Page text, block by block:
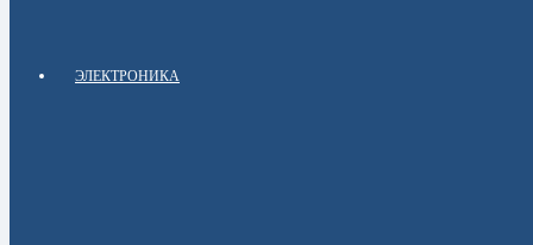
ЭЛЕКТРОНИКА